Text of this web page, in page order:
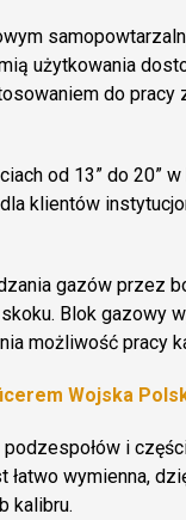
użytkowania
do pracy
od 13” do 20”
klientów
gazów przez
Blok gazowy
możliwość pracy
Wojska
i
łatwo wymienna,
kalibru.